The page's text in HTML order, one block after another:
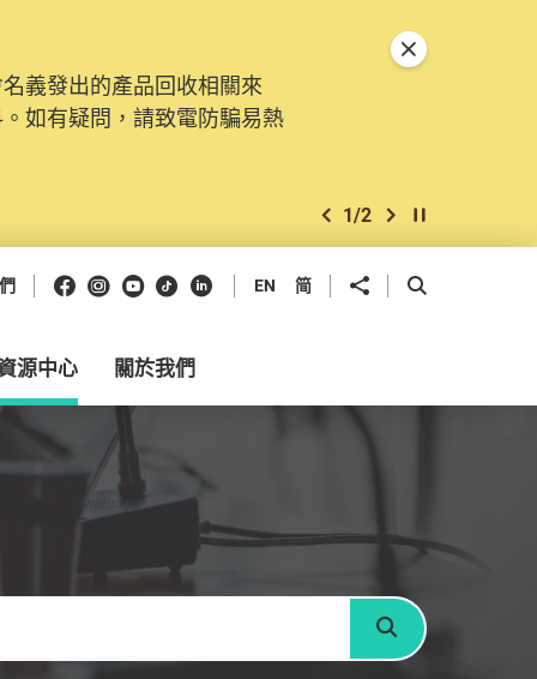
義發出的產品回收相關來
如有疑問，請致電防騙易熱
。由2025年11月10日起，
訴、查詢及建議。所有提交
上一個
2/2 下一個開始/暫停幻燈
關閉特別通告
Facebook
Instagram
Youtube
抖音領英 EN 简 分享到 開啟搜尋框
源中心 關於我們
搜尋